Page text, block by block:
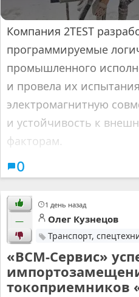
Компания 2TEST
программируемые
промышленного
и провела их
электромагнитную
и устойчивость к
факторам.
0
1 день назад
— Олег Кузнецов
Транспорт,
«ВСМ-Сервис»
токоприемников